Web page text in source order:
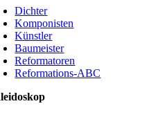
Dichter
Komponisten
Künstler
Baumeister
Reformatoren
Reformations-ABC